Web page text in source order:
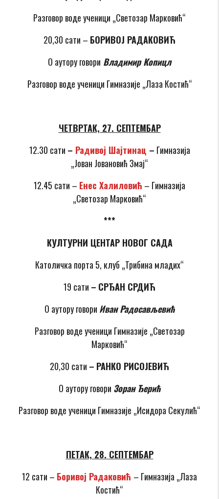
Разговор воде ученици „Светозар Марковић“
20,30 сати – БОРИВОЈ РАДАКОВИЋ
О аутору говори Владимир Копицл
Разговор воде ученици Гимназије „Лаза Костић“
ЧЕТВРТАК, 27. СЕПТЕМБАР
12.30 сати – Радивој Шајтинац – Гимназија
„Јован Јовановић Змај“
12.45 сати – Енес Халиловић – Гимназија
„Светозар Марковић“
***
КУЛТУРНИ ЦЕНТАР НОВОГ САДА
Католичка порта 5, клуб „Трибина младих“
19 сати – СРЂАН СРДИЋ
О аутору говори Иван Радосављевић
Разговор воде ученици Гимназије „Светозар
Марковић“
20,30 сати – РАНКО РИСОЈЕВИЋ
О аутору говори Зоран Ђерић
Разговор воде ученици Гимназије „Исидора Секулић“
ПЕТАК, 28. СЕПТЕМБАР
12 сати – Боривој Радаковић – Гимназија „Лаза
Костић“